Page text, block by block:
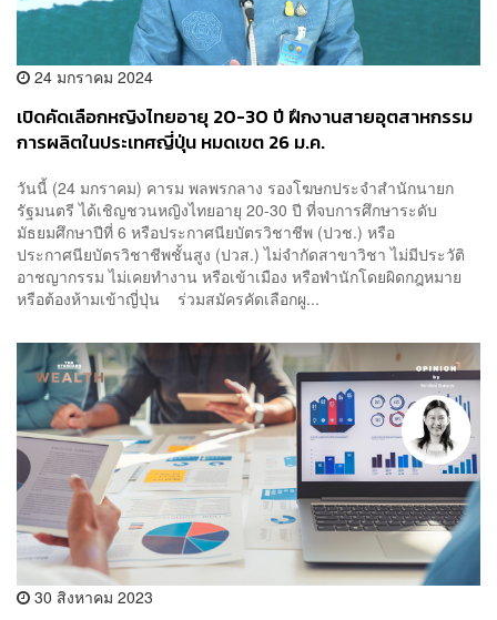
24 มกราคม 2024
เปิดคัดเลือกหญิงไทยอายุ 20-30 ปี ฝึกงานสายอุตสาหกรรม
การผลิตในประเทศญี่ปุ่น หมดเขต 26 ม.ค.
วันนี้ (24 มกราคม) คารม พลพรกลาง รองโฆษกประจำสำนักนายก
รัฐมนตรี ได้เชิญชวนหญิงไทยอายุ 20-30 ปี ที่จบการศึกษาระดับ
มัธยมศึกษาปีที่ 6 หรือประกาศนียบัตรวิชาชีพ (ปวช.) หรือ
ประกาศนียบัตรวิชาชีพชั้นสูง (ปวส.) ไม่จำกัดสาขาวิชา ไม่มีประวัติ
อาชญากรรม ไม่เคยทำงาน หรือเข้าเมือง หรือพำนักโดยผิดกฎหมาย
หรือต้องห้ามเข้าญี่ปุ่น ร่วมสมัครคัดเลือกผู...
30 สิงหาคม 2023